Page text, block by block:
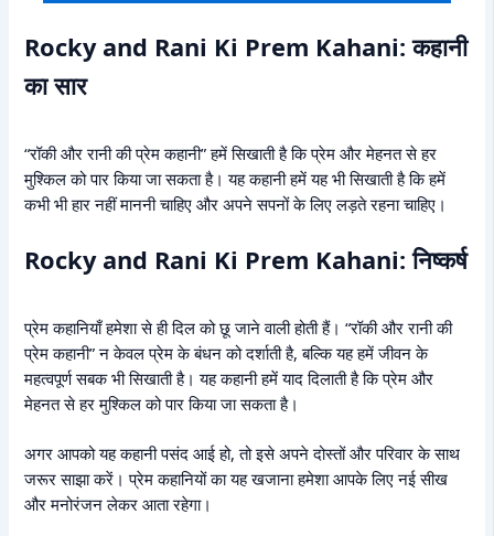
Rocky and Rani Ki Prem Kahani: कहानी
का सार
“रॉकी और रानी की प्रेम कहानी” हमें सिखाती है कि प्रेम और मेहनत से हर
मुश्किल को पार किया जा सकता है। यह कहानी हमें यह भी सिखाती है कि हमें
कभी भी हार नहीं माननी चाहिए और अपने सपनों के लिए लड़ते रहना चाहिए।
Rocky and Rani Ki Prem Kahani: निष्कर्ष
प्रेम कहानियाँ हमेशा से ही दिल को छू जाने वाली होती हैं। “रॉकी और रानी की
प्रेम कहानी” न केवल प्रेम के बंधन को दर्शाती है, बल्कि यह हमें जीवन के
महत्वपूर्ण सबक भी सिखाती है। यह कहानी हमें याद दिलाती है कि प्रेम और
मेहनत से हर मुश्किल को पार किया जा सकता है।
अगर आपको यह कहानी पसंद आई हो, तो इसे अपने दोस्तों और परिवार के साथ
जरूर साझा करें। प्रेम कहानियों का यह खजाना हमेशा आपके लिए नई सीख
और मनोरंजन लेकर आता रहेगा।